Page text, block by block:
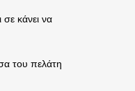
σε κάνει να
του πελάτη